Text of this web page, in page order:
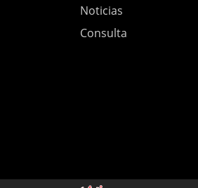
Noticias
Consulta